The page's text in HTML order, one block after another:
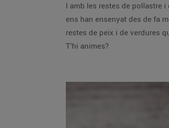
I amb les restes de pollastre
ens han ensenyat des de fa
restes de peix i de verdures
T’hi animes?